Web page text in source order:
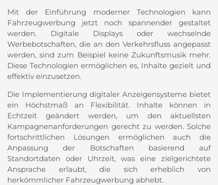
Mit der Einführung moderner Technologien kann
Fahrzeugwerbung jetzt noch spannender gestaltet
werden. Digitale Displays oder wechselnde
Werbebotschaften, die an den Verkehrsfluss angepasst
werden, sind zum Beispiel keine Zukunftsmusik mehr.
Diese Technologien ermöglichen es, Inhalte gezielt und
effektiv einzusetzen.
Die Implementierung digitaler Anzeigensysteme bietet
ein Höchstmaß an Flexibilität. Inhalte können in
Echtzeit geändert werden, um den aktuellsten
Kampagnenanforderungen gerecht zu werden. Solche
fortschrittlichen Lösungen ermöglichen auch die
Anpassung der Botschaften basierend auf
Standortdaten oder Uhrzeit, was eine zielgerichtete
Ansprache erlaubt, die sich erheblich von
herkömmlicher Fahrzeugwerbung abhebt.